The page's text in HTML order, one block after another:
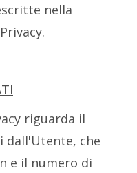
nella
riguarda il
che
e il numero di